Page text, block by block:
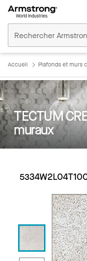
Accueil Plafonds et murs
TECTUM
muraux